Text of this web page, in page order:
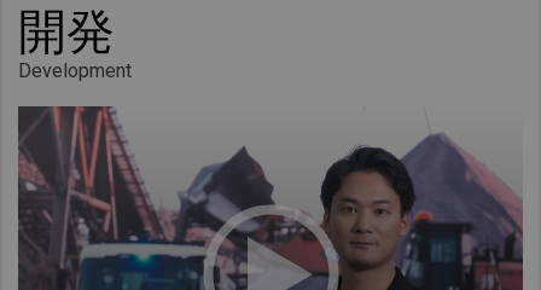
開発
Development